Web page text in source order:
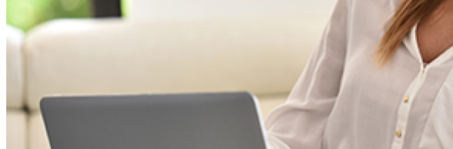
Présentation
Domaines d’application
Entreprises & Associations
Tarifs